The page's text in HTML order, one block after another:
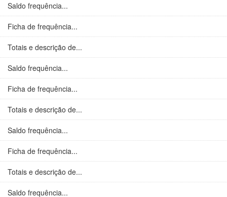
Saldo frequência...
Ficha de frequência...
Totais e descrição de...
Saldo frequência...
Ficha de frequência...
Totais e descrição de...
Saldo frequência...
Ficha de frequência...
Totais e descrição de...
Saldo frequência...